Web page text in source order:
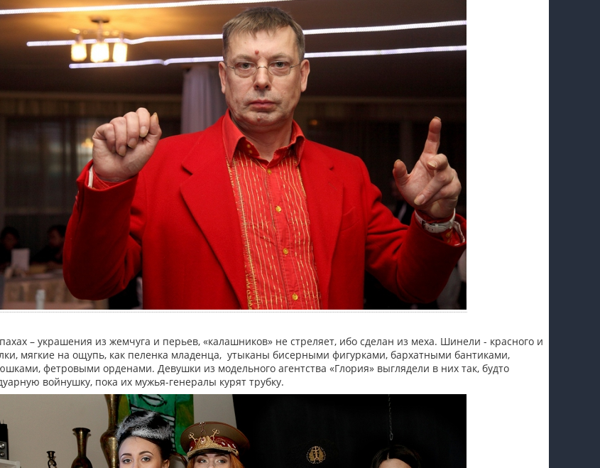
– украшения из жемчуга и перьев, «калашников» не стреляет, ибо сделан из меха. Шинели - красного и
мягкие на ощупь, как пеленка младенца, утыканы бисерными фигурками, бархатными бантиками,
фетровыми орденами. Девушки из модельного агентства «Глория» выглядели в них так, будто
войнушку, пока их мужья-генералы курят трубку.